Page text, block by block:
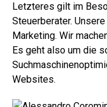
Letzteres gilt im
Steuerberater.
Marketing. Wir
Es geht also um die
Websites.